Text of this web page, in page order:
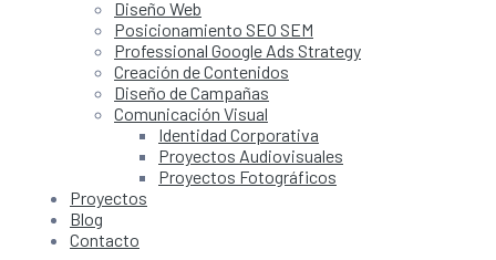
Diseño Web
Posicionamiento SEO SEM
Professional Google Ads Strategy
Creación de Contenidos
Diseño de Campañas
Comunicación Visual
Identidad Corporativa
Proyectos Audiovisuales
Proyectos Fotográficos
Proyectos
Blog
Contacto